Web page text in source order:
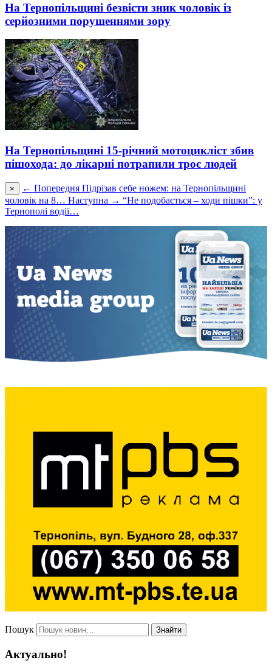
На Тернопільщині безвісти зник чоловік із
серйозними порушеннями зору
На Тернопільщині 15-річний мотоцикліст збив
пішохода: до лікарні потрапили троє людей
× ← Попередня Підрізав себе ножем: на Тернопільщині
чоловік на 8… Наступна → “Не подобається – ходи пішки”: у
Тернополі водії…
Пошук Знайти
Актуально!